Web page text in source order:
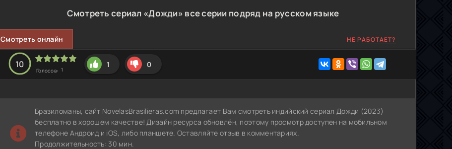
Смотреть сериал «Дожди» все серии подряд на русском языке
Смотреть онлайн НЕ РАБОТАЕТ?
10
Голосов: 1
1 0
Бразиломаны, сайт NovelasBrasilieras.com предлагает Вам смотреть индийский сериал Дожди (2023)
бесплатно в хорошем качестве! Дизайн ресурса обновлён, поэтому просмотр доступен на мобильном
телефоне Андроид и iOS, либо планшете. Оставляйте отзыв в комментариях.
Продолжительность: 30 мин.